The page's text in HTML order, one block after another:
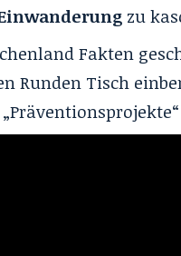
zu
Fakten
Runden Tisch